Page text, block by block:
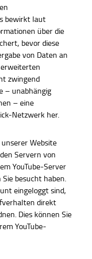
bewirkt laut
über die
bevor diese
von Daten an
zwingend
– unabhängig
– eine
Netzwerk her.
Website
Servern von
YouTube-Server
besucht haben.
eingeloggt sind,
direkt
Dies können Sie
YouTube-